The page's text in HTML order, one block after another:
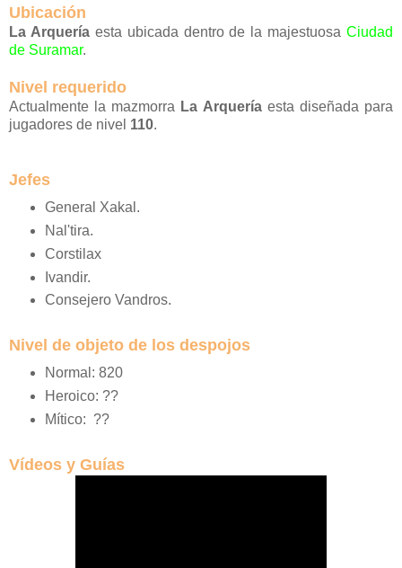
Ubicación
La Arqueríaesta ubicada dentro de la majestuosa Ciudad
de Suramar.
Nivel requerido
Actualmente la mazmorra La Arqueríaesta diseñada para
jugadores de nivel 110.
Jefes
General Xakal.
Nal'tira.
Corstilax
Ivandir.
Consejero Vandros.
Nivel de objeto de los despojos
Normal: 820
Heroico: ??
Mítico: ??
Vídeos y Guías